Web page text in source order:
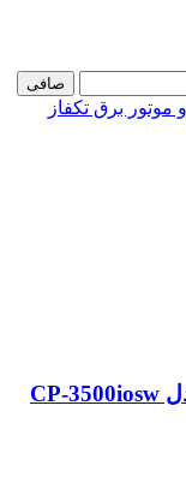
صافی
موتور برق تکفاز
موتور برق 3 کیلووات اینورتر تکفاز مدل CP-3500iosw